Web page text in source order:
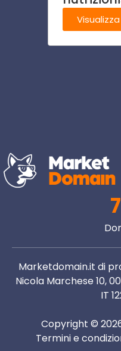
Marketdomain.it di
Nicola Marchese 10,
IT
Copyright ©
Termini e